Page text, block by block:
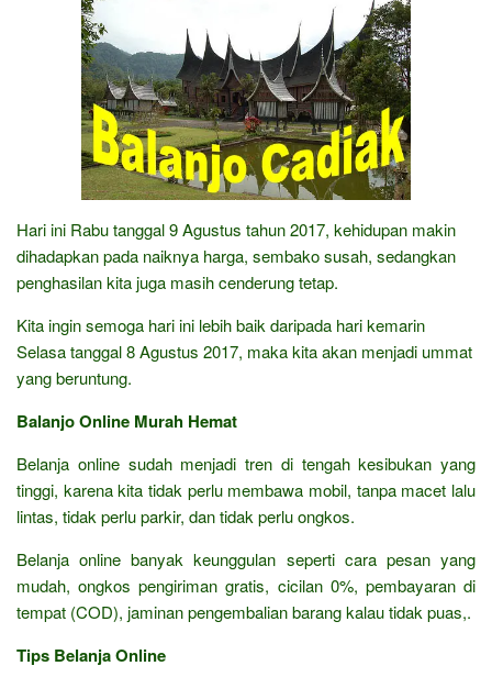
Hari ini Rabu tanggal 9 Agustus tahun 2017, kehidupan makin
dihadapkan pada naiknya harga, sembako susah, sedangkan
penghasilan kita juga masih cenderung tetap.
Kita ingin semoga hari ini lebih baik daripada hari kemarin
Selasa tanggal 8 Agustus 2017, maka kita akan menjadi ummat
yang beruntung.
Balanjo Online Murah Hemat
Belanja online sudah menjadi tren di tengah kesibukan yang
tinggi, karena kita tidak perlu membawa mobil, tanpa macet lalu
lintas, tidak perlu parkir, dan tidak perlu ongkos.
Belanja online banyak keunggulan seperti cara pesan yang
mudah, ongkos pengiriman gratis, cicilan 0%, pembayaran di
tempat (COD), jaminan pengembalian barang kalau tidak puas,.
Tips Belanja Online